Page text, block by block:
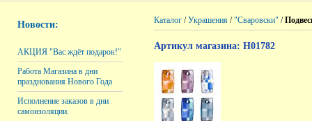
Новости:
АКЦИЯ "Вас ждёт подарок!"
Работа Магазина в дни
празднования Нового Года
Исполнение заказов в дни
самоизоляции.
Каталог /Украшения /"Сваровски" /
Артикул магазина: H01782